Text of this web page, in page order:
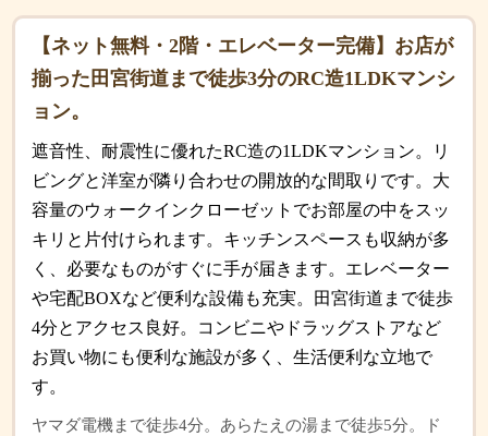
【ネット無料・2階・エレベーター完備】お店が
揃った田宮街道まで徒歩3分のRC造1LDKマンシ
ョン。
遮音性、耐震性に優れたRC造の1LDKマンション。リ
ビングと洋室が隣り合わせの開放的な間取りです。大
容量のウォークインクローゼットでお部屋の中をスッ
キリと片付けられます。キッチンスペースも収納が多
く、必要なものがすぐに手が届きます。エレベーター
や宅配BOXなど便利な設備も充実。田宮街道まで徒歩
4分とアクセス良好。コンビニやドラッグストアなど
お買い物にも便利な施設が多く、生活便利な立地で
す。
ヤマダ電機まで徒歩4分。あらたえの湯まで徒歩5分。ド